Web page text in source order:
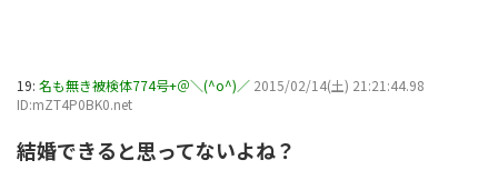
19: 名も無き被検体774号+＠＼(^o^)／ 2015/02/14(土) 21:21:44.98
ID:mZT4P0BK0.net
結婚できると思ってないよね？